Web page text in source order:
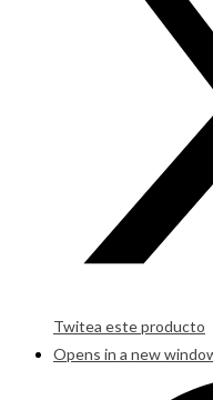
Twitea este producto
Opens in a new